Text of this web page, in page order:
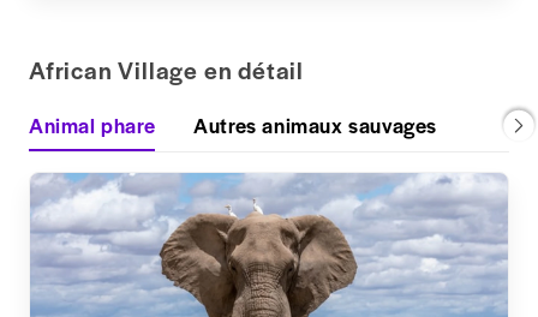
African Village en détail
Animal phare Autres animaux sauvages